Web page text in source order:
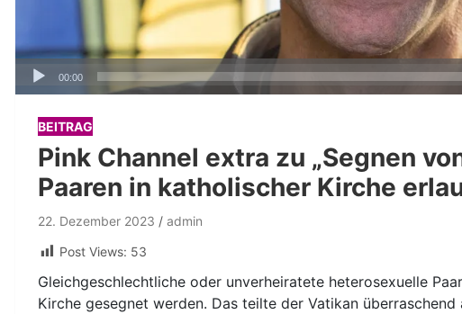
Audio-
00:00
BEITRAG
Pink Channel extra zu „Segnen
Paaren in katholischer Kirche
22. Dezember 2023
admin
Post Views: 53
Gleichgeschlechtliche oder unverheiratete heterosexuelle
Kirche gesegnet werden. Das teilte der Vatikan